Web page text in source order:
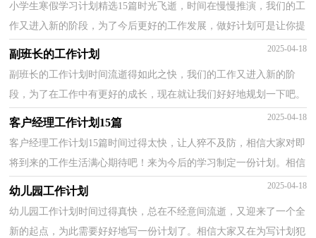
小学生寒假学习计划精选15篇时光飞逝，时间在慢慢推演，我们的工
作又进入新的阶段，为了今后更好的工作发展，做好计划可是让你提
高工作效率的方法喔！可是到底什么样的计划才是适合自...
副班长的工作计划 2025-04-18
副班长的工作计划时间流逝得如此之快，我们的工作又进入新的阶
段，为了在工作中有更好的成长，现在就让我们好好地规划一下吧。
我们该怎么拟定计划呢？下面是小编帮大家整理的副班长...
客户经理工作计划15篇 2025-04-18
客户经理工作计划15篇时间过得太快，让人猝不及防，相信大家对即
将到来的工作生活满心期待吧！来为今后的学习制定一份计划。相信
大家又在为写计划犯愁了？下面是小编帮大家整理的客...
幼儿园工作计划 2025-04-18
幼儿园工作计划时间过得真快，总在不经意间流逝，又迎来了一个全
新的起点，为此需要好好地写一份计划了。相信大家又在为写计划犯